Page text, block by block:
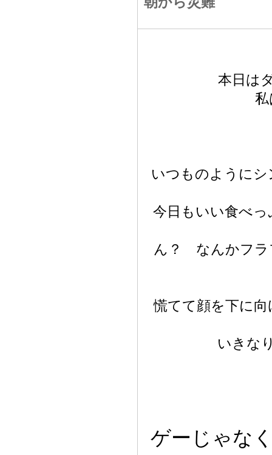
本日は
いつものように
今日もいい食べ
ん？ なんかフラ
慌てて顔を下に
いきな
ゲーじゃな